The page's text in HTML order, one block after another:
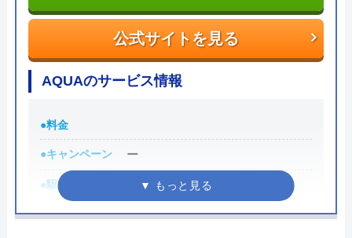
公式サイトを見る
水の生活トラブル救急車の基本情報
代表者
創業・設立
所在地
〒107-8545
東京都港区南青山2丁目2番15号ウィン
公式サイトを見る
AQUAのサービス情報
●料金
●キャンペーン ー
●駆けつけ時間
●受付時間 8:00〜17:00